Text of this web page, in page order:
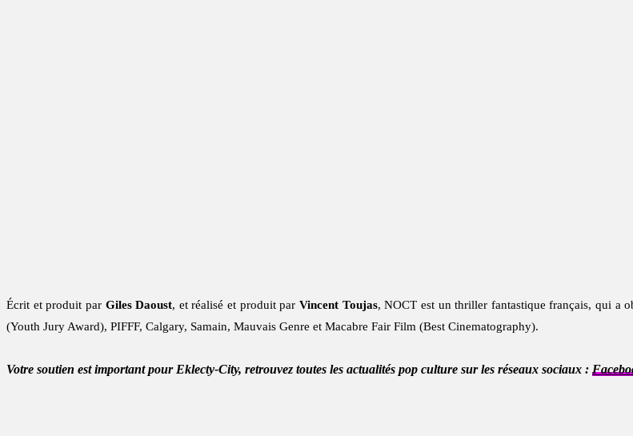
Écrit et produit par Giles Daoust, et réalisé et produit parVincent Toujas, NOCT est un thriller fantastique français, qui a
(Youth Jury Award), PIFFF, Calgary, Samain, Mauvais Genre et Macabre Fair Film (Best Cinematography).
Votre soutien est important pour Eklecty-City, retrouvez toutes les actualités pop culture sur les réseaux sociaux :